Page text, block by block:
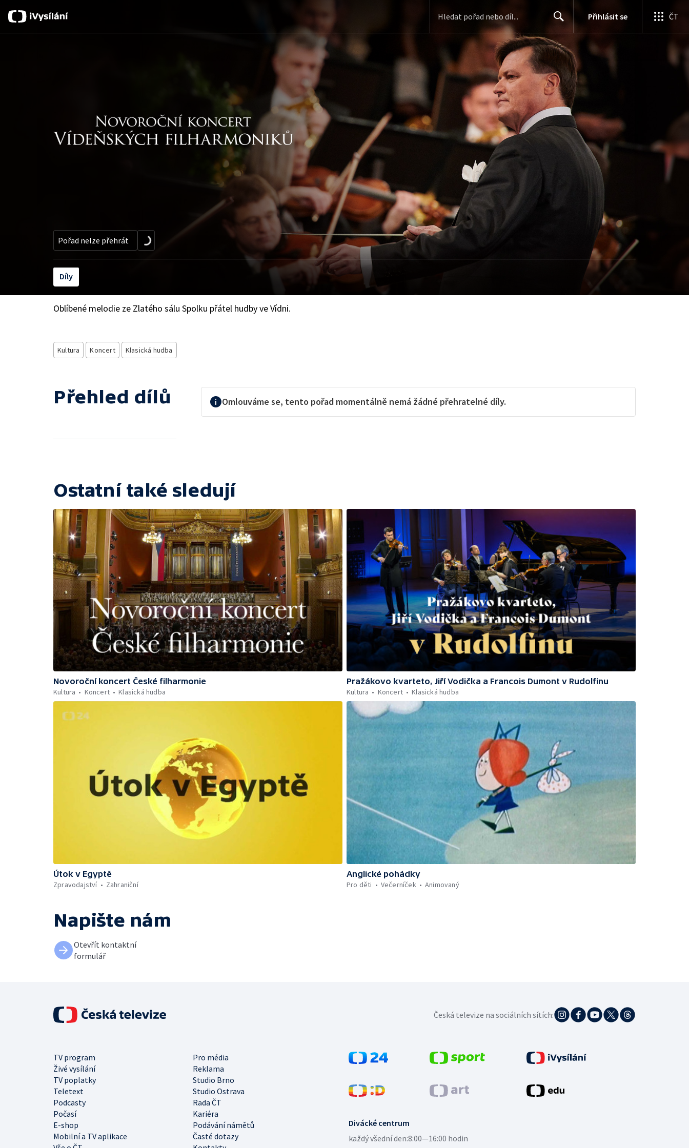
Search
Přihlásit se ČT
Pořad nelze přehrát
Díly
Oblíbené melodie ze Zlatého sálu Spolku přátel hudby ve Vídni.
Kultura Koncert Klasická hudba
Přehled dílů Omlouváme se, tento pořad momentálně nemá žádné přehratelné díly.
Ostatní také sledují
Novoroční koncert České filharmonie
Kultura
Koncert Klasická hudba
Pražákovo kvarteto, Jiří Vodička a Francois Dumont v Rudolfinu
Kultura
Koncert Klasická hudba
Útok v Egyptě
Zpravodajství
Zahraniční
Anglické pohádky
Pro děti
Večerníček Animovaný
Napište nám
Otevřít kontaktní
formulář
Divácké centrum
každý všední den:8:00—16:00 hodin
TV program
Pro média
Živé vysílání
Reklama
TV poplatky
Studio Brno
Teletext
Studio Ostrava
Podcasty
Rada ČT
Počasí
Kariéra
E-shop
Podávání námětů
Mobilní a TV aplikace
Časté dotazy
Česká televize na sociálních sítích: